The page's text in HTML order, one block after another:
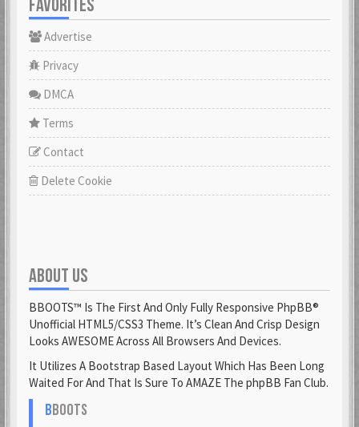
FAVORITES
Advertise
Privacy
DMCA
Terms
Contact
Delete Cookie
ABOUT US
BBOOTS™ Is The First And Only Fully Responsive PhpBB®
Unofficial HTML5/CSS3 Theme. It’s Clean And Crisp Design
Looks AWESOME Across All Browsers And Devices.
It Utilizes A Bootstrap Based Layout Which Has Been Long
Waited For And That Is Sure To AMAZE The phpBB Fan Club.
BBOOTS